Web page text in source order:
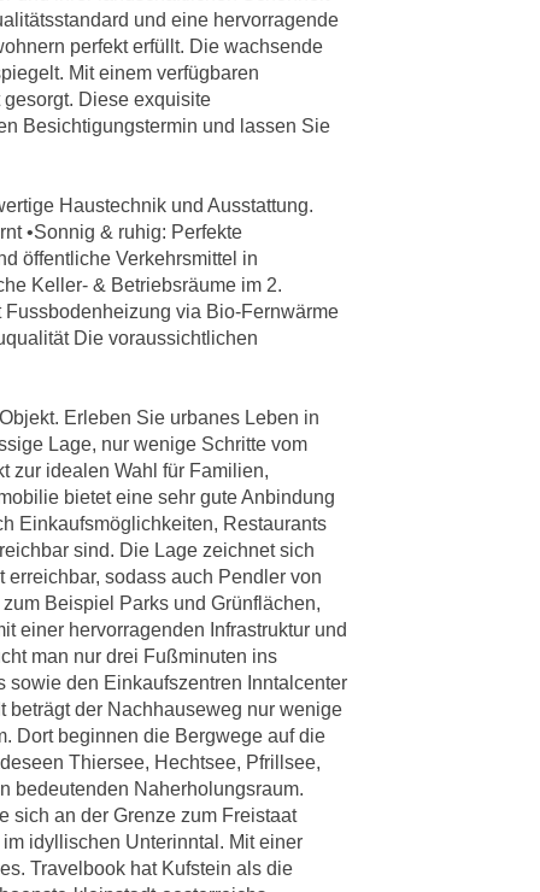
und eine hervorragende
perfekt erfüllt. Die wachsende
Mit einem verfügbaren
Diese exquisite
Besichtigungstermin und lassen Sie
Haustechnik und Ausstattung.
•Sonnig & ruhig: Perfekte
öffentliche Verkehrsmittel in
Keller- & Betriebsräume im 2.
via Bio-Fernwärme
Die voraussichtlichen
Erleben Sie urbanes Leben in
Lage, nur wenige Schritte vom
zur idealen Wahl für Familien,
bietet eine sehr gute Anbindung
Einkaufsmöglichkeiten, Restaurants
sind. Die Lage zeichnet sich
sodass auch Pendler von
Beispiel Parks und Grünflächen,
einer hervorragenden Infrastruktur und
man nur drei Fußminuten ins
sowie den Einkaufszentren Inntalcenter
beträgt der Nachhauseweg nur wenige
Dort beginnen die Bergwege auf die
Thiersee, Hechtsee, Pfrillsee,
bedeutenden Naherholungsraum.
sich an der Grenze zum Freistaat
idyllischen Unterinntal. Mit einer
Travelbook hat Kufstein als die